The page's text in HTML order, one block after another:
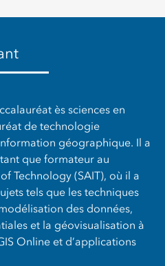
ès sciences en
de technologie
géographique. Il a
que formateur au
Technology (SAIT), où il a
tels que les techniques
des données,
et la géovisualisation à
Online et d’applications